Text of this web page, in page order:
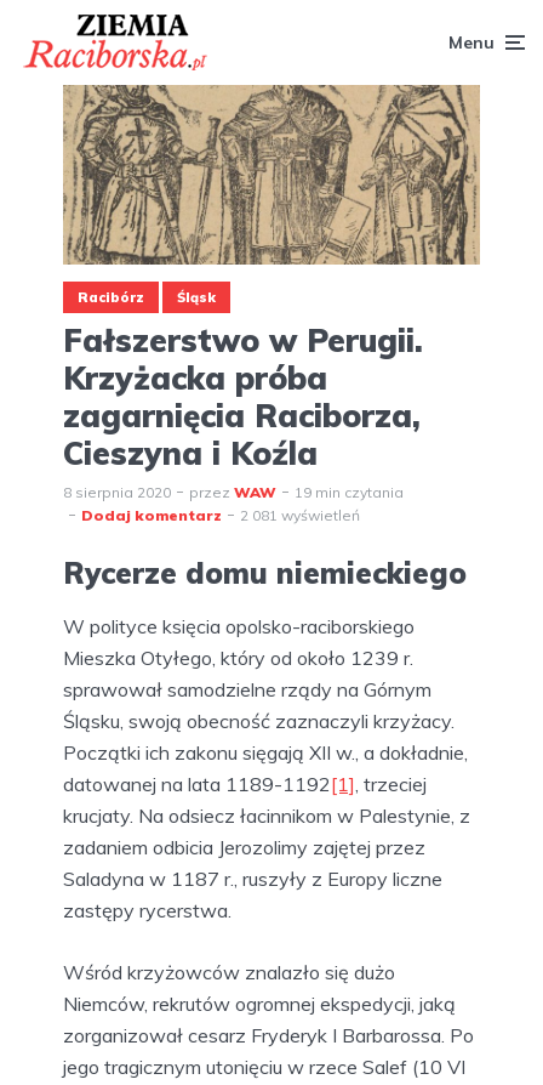
Menu
Racibórz Śląsk
Fałszerstwo w Perugii.
Krzyżacka próba
zagarnięcia Raciborza,
Cieszyna i Koźla
8 sierpnia 2020 przez WAW
19 min czytania
Dodaj komentarz
2 081 wyświetleń
Rycerze domu niemieckiego
W polityce księcia opolsko-raciborskiego
Mieszka Otyłego, który od około 1239 r.
sprawował samodzielne rządy na Górnym
Śląsku, swoją obecność zaznaczyli krzyżacy.
Początki ich zakonu sięgają XII w., a dokładnie,
datowanej na lata 1189-1192[1], trzeciej
krucjaty. Na odsiecz łacinnikom w Palestynie, z
zadaniem odbicia Jerozolimy zajętej przez
Saladyna w 1187 r., ruszyły z Europy liczne
zastępy rycerstwa.
Wśród krzyżowców znalazło się dużo
Niemców, rekrutów ogromnej ekspedycji, jaką
zorganizował cesarz Fryderyk I Barbarossa. Po
jego tragicznym utonięciu w rzece Salef (10 VI